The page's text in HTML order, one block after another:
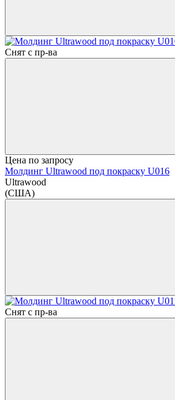
Снят с пр-ва
Цена по запросу
Молдинг Ultrawood под покраску U016
Ultrawood
(США)
Снят с пр-ва